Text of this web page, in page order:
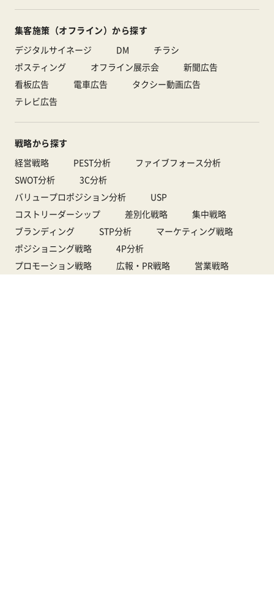
集客施策（オフライン）から探す
デジタルサイネージ
DM
チラシ
ポスティング
オフライン展示会
新聞広告
看板広告
電車広告
タクシー動画広告
テレビ広告
戦略から探す
経営戦略
PEST分析
ファイブフォース分析
SWOT分析
3C分析
バリュープロポジション分析
USP
コストリーダーシップ
差別化戦略
集中戦略
ブランディング
STP分析
マーケティング戦略
ポジショニング戦略
4P分析
プロモーション戦略
広報・PR戦略
営業戦略